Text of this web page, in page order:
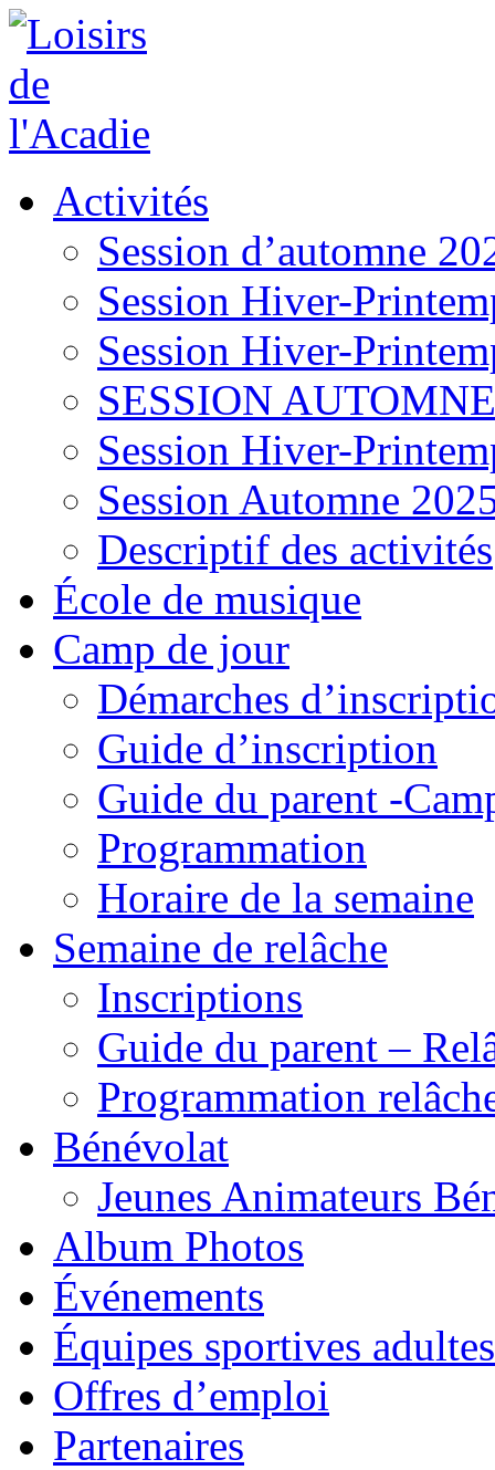
Activités
Session d’automne
Session Hiver-
Session Hiver-
SESSION
Session Hiver-
Session Automne
Descriptif des activités
École de musique
Camp de jour
Démarches
Guide d’inscription
Guide du parent -
Programmation
Horaire de la semaine
Semaine de relâche
Inscriptions
Guide du parent –
Programmation
Bénévolat
Jeunes Animateurs
Album Photos
Événements
Équipes sportives adultes
Offres d’emploi
Partenaires